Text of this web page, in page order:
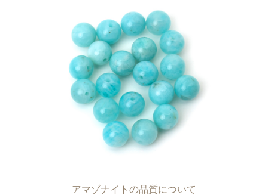
アマゾナイトの品質について